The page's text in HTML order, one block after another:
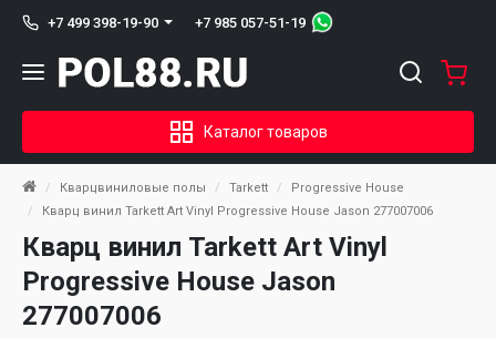
+7 499 398-19-90 +7 985 057-51-19
Каталог товаров
Кварцвиниловые полы Tarkett
Progressive House
Кварц винил Tarkett Art Vinyl Progressive House Jason 277007006
Кварц винил Tarkett Art Vinyl
Progressive House Jason
277007006